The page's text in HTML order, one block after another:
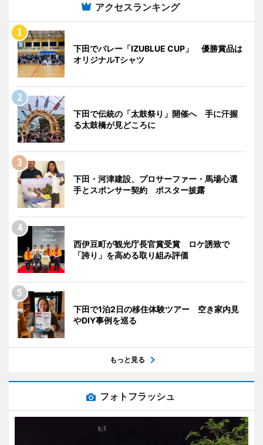
アクセスランキング
下田でバレー「IZUBLUE CUP」 優勝賞品は
オリジナルTシャツ
下田で伝統の「太鼓祭り」開催へ 手に汗握
る太鼓橋が見どころに
下田・河津建設、プロサーファー・馬場心選
手とスポンサー契約 ポスター披露
西伊豆町が観光庁長官賞受賞 ロケ誘致で
「誇り」を高める取り組み評価
下田で1泊2日の移住体験ツアー 空き家内見
やDIY事例を巡る
もっと見る
フォトフラッシュ